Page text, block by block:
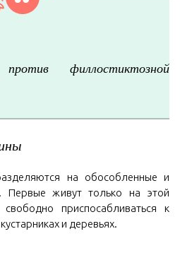
филлостиктозной
на обособленные и
Первые живут только на этой
приспосабливаться к
и деревьях.